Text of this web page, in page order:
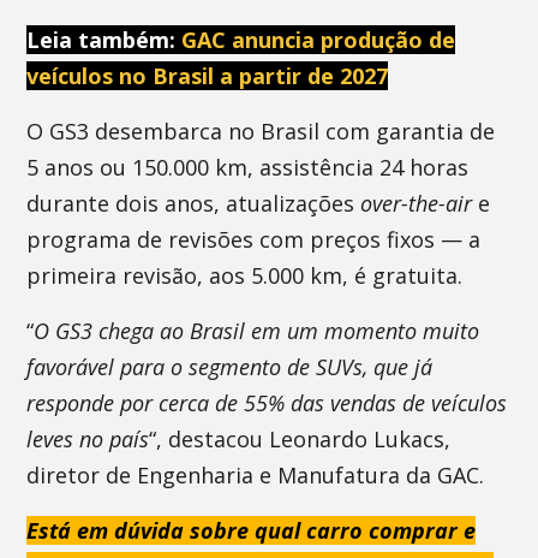
Leia também: GAC anuncia produção de
veículos no Brasil a partir de 2027
O GS3 desembarca no Brasil com garantia de
5 anos ou 150.000 km, assistência 24 horas
durante dois anos, atualizações over-the-aire
programa de revisões com preços fixos — a
primeira revisão, aos 5.000 km, é gratuita.
“O GS3 chega ao Brasil em um momento muito
favorável para o segmento de SUVs, que já
responde por cerca de 55% das vendas de veículos
leves no país“, destacou Leonardo Lukacs,
diretor de Engenharia e Manufatura da GAC.
Está em dúvida sobre qual carro comprar e